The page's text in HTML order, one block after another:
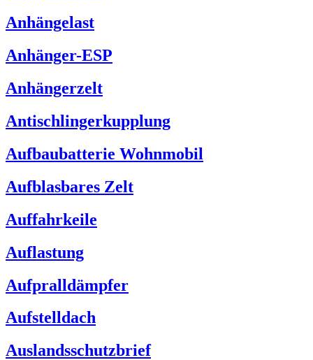
Anhängelast
Anhänger-ESP
Anhängerzelt
Antischlingerkupplung
Aufbaubatterie Wohnmobil
Aufblasbares Zelt
Auffahrkeile
Auflastung
Aufpralldämpfer
Aufstelldach
Auslandsschutzbrief